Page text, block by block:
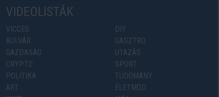
VIDEOLISTÁK
VICCES
BULVÁR
GAZDASÁG
CRYPTO
POLITIKA
ART
DIY
GASZTRO
UTAZÁS
SPORT
TUDOMÁNY
ÉLETMÓD